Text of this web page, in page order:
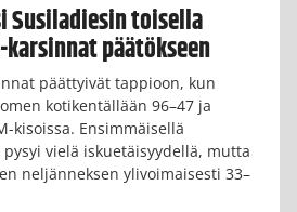
Susiladiesin toisella
päätökseen
päättyivät tappioon, kun
kotikentällään 96–47 ja
kisoissa. Ensimmäisellä
vielä iskuetäisyydellä, mutta
neljänneksen ylivoimaisesti 33–